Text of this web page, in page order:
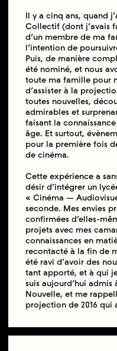
Il y a cinq ans, quand
Collectif (dont j’avais
d’un membre de ma
l’intention de
Puis, de manière
été nominé, et nous
toute ma famille pour
d’assister à la
toutes nouvelles,
admirables et
faisant la
âge. Et surtout,
pour la première fois
de cinéma.
Cette expérience a
désir d’intégrer un
« Cinéma —
seconde. Mes envies
confirmées d’elles-
projets avec mes
connaissances en
recontacté à la fin de
été ravi d’avoir des
tant apporté, et à qui
suis aujourd’hui admis
Nouvelle, et me
projection de 2016 qui